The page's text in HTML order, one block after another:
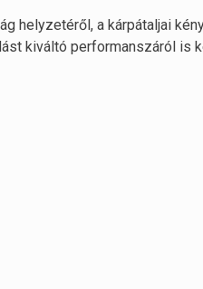
helyzetéről, a kárpátaljai
kiváltó performanszáról is